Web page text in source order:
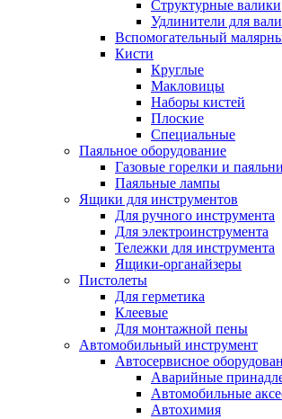
Структурные валики
Удлинители для
Вспомогательный
Кисти
Круглые
Макловицы
Наборы кистей
Плоские
Специальные
Паяльное оборудование
Газовые горелки и
Паяльные лампы
Ящики для инструментов
Для ручного инструмента
Для электроинструмента
Тележки для инструмента
Ящики-органайзеры
Пистолеты
Для герметика
Клеевые
Для монтажной пены
Автомобильный инструмент
Автосервисное
Аварийные
Автомобильные
Автохимия